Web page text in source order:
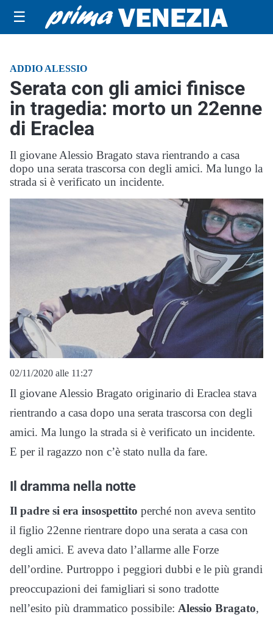
☰
ADDIO ALESSIO
Serata con gli amici finisce
in tragedia: morto un 22enne
di Eraclea
Il giovane Alessio Bragato stava rientrando a casa
dopo una serata trascorsa con degli amici. Ma lungo la
strada si è verificato un incidente.
02/11/2020 alle 11:27
Il giovane Alessio Bragato originario di Eraclea stava
rientrando a casa dopo una serata trascorsa con degli
amici. Ma lungo la strada si è verificato un incidente.
E per il ragazzo non c’è stato nulla da fare.
Il dramma nella notte
Il padre si era insospettito perché non aveva sentito
il figlio 22enne rientrare dopo una serata a casa con
degli amici. E aveva dato l’allarme alle Forze
dell’ordine. Purtroppo i peggiori dubbi e le più grandi
preoccupazioni dei famigliari si sono tradotte
nell’esito più drammatico possibile: Alessio Bragato,